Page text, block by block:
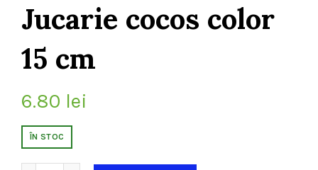
Jucarie cocos color
15 cm
6.80 lei
ÎN STOC